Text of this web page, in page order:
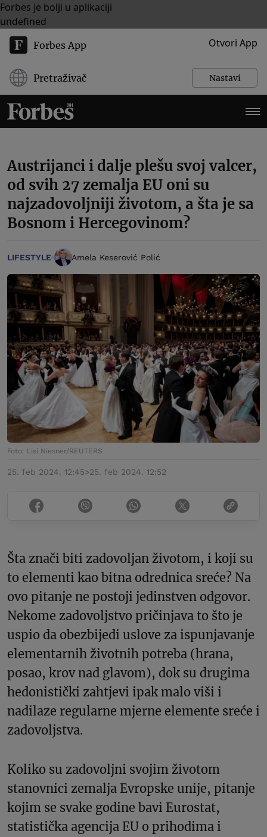
Forbes je bolji u aplikaciji
undefined
Forbes App Otvori App
Pretraživač Nastavi
Austrijanci i dalje plešu svoj valcer,
od svih 27 zemalja EU oni su
najzadovoljniji životom, a šta je sa
Bosnom i Hercegovinom?
LIFESTYLE Amela Keserović Polić
Foto: Lisi Niesner/REUTERS
25. feb 2024. 12:45>25. feb 2024. 12:52
Šta znači biti zadovoljan životom, i koji su
to elementi kao bitna odrednica sreće? Na
ovo pitanje ne postoji jedinstven odgovor.
Nekome zadovoljstvo pričinjava to što je
uspio da obezbijedi uslove za ispunjavanje
elementarnih životnih potreba (hrana,
posao, krov nad glavom), dok su drugima
hedonistički zahtjevi ipak malo viši i
nadilaze regularne mjerne elemente sreće i
zadovoljstva.
Koliko su zadovoljni svojim životom
stanovnici zemalja Evropske unije, pitanje
kojim se svake godine bavi Eurostat,
statistička agencija EU o prihodima i